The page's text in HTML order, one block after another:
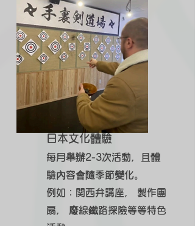
日本文化體驗
每月舉辦2-3次活動，且體
驗內容會隨季節變化。
例如：関西弁講座， 製作團
扇， 廢線鐵路探險等等特色